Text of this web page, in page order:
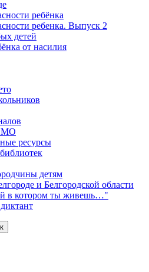
ребёнка
ребенка. Выпуск 2
детей
от насилия
ресурсы
детям
и Белгородской области
в котором ты живешь…"